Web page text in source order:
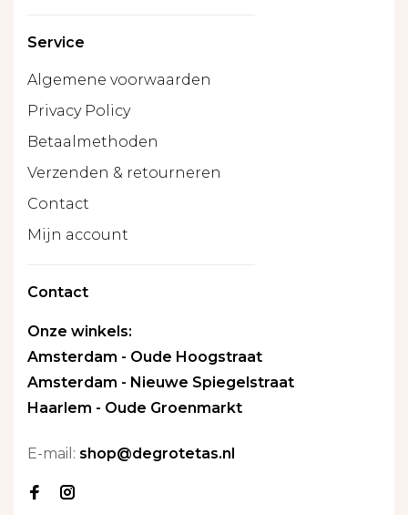
Service
Algemene voorwaarden
Privacy Policy
Betaalmethoden
Verzenden & retourneren
Contact
Mijn account
Contact
Onze winkels:
Amsterdam - Oude Hoogstraat
Amsterdam - Nieuwe Spiegelstraat
Haarlem - Oude Groenmarkt
E-mail: shop@degrotetas.nl